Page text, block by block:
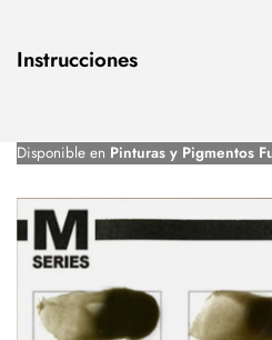
Instrucciones
Disponible en Pinturas y Pigmentos